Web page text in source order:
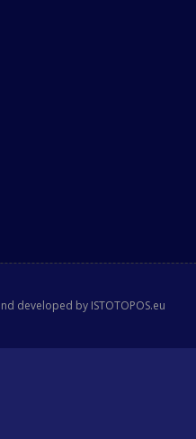
developed by ISTOTOPOS.eu